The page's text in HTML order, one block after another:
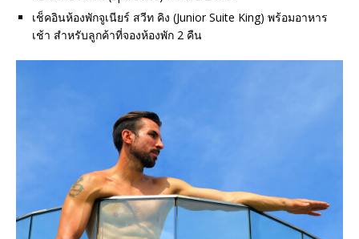
เช็คอินห้องพักจูเนียร์ สวีท คิง (Junior Suite King) พร้อมอาหาร
เช้า สำหรับลูกค้าที่จองห้องพัก 2 คืน